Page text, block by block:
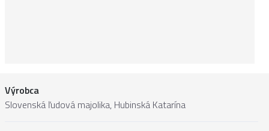
Výrobca
Slovenská ľudová majolika, Hubinská Katarína